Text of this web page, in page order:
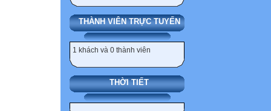
THÀNH VIÊN TRỰC TUYẾN
1 khách và 0 thành viên
THỜI TIẾT